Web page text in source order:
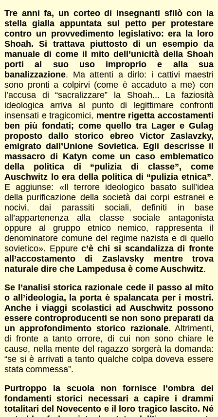
Tre anni fa, un corteo di insegnanti sfilò con la
stella gialla appuntata sul petto per protestare
contro un provvedimento legislativo: era la loro
Shoah. Si trattava piuttosto di un esempio da
manuale di come il mito dell’unicità della Shoah
porti al suo uso improprio e alla sua
banalizzazione. Ma attenti a dirlo: i cattivi maestri
sono pronti a colpirvi (come è accaduto a me) con
l’accusa di “sacralizzare” la Shoah... La faziosità
ideologica arriva al punto di legittimare confronti
insensati e tragicomici, mentre rigetta accostamenti
ben più fondati; come quello tra Lager e Gulag
proposto dallo storico ebreo Victor Zaslavzky,
emigrato dall’Unione Sovietica. Egli descrisse il
massacro di Katyn come un caso emblematico
della politica di “pulizia di classe”, come
Auschwitz lo era della politica di “pulizia etnica”.
E aggiunse: «Il terrore ideologico basato sull’idea
della purificazione della società dai corpi estranei e
nocivi, dai parassiti sociali, definiti in base
all’appartenenza alla classe sociale antagonista
oppure al gruppo etnico nemico, rappresenta il
denominatore comune del regime nazista e di quello
sovietico». Eppurec’è chi si scandalizza di fronte
all’accostamento di Zaslavsky mentre trova
naturale dire che Lampedusa è come Auschwitz.
Se l’analisi storica razionale cede il passo al mito
o all’ideologia, la porta è spalancata per i mostri.
Anche i viaggi scolastici ad Auschwitz possono
essere controproducenti se non sono preparati da
un approfondimento storico razionale. Altrimenti,
di fronte a tanto orrore, di cui non sono chiare le
cause, nella mente del ragazzo sorgerà la domanda:
“se si è arrivati a tanto qualche colpa doveva essere
stata commessa”.
Purtroppo la scuola non fornisce l’ombra dei
fondamenti storici necessari a capire i drammi
totalitari del Novecento e il loro tragico lascito. Né